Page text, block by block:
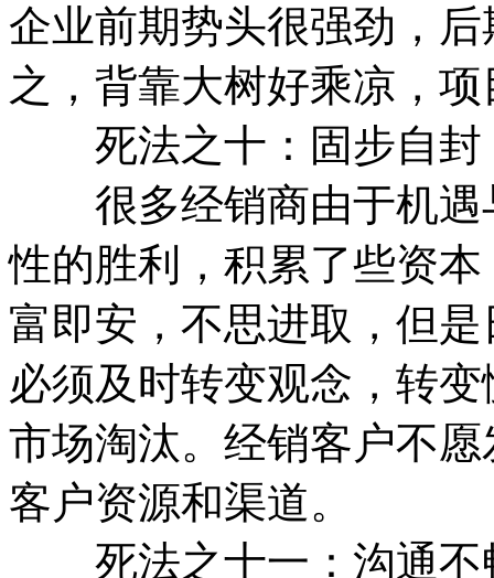
企业前期势头很强劲，
之，背靠大树好乘凉，
死法之十：固步自封
很多经销商由于机遇
性的胜利，积累了些资
富即安，不思进取，但
必须及时转变观念，转
市场淘汰。经销客户不
客户资源和渠道。
死法之十一：沟通不